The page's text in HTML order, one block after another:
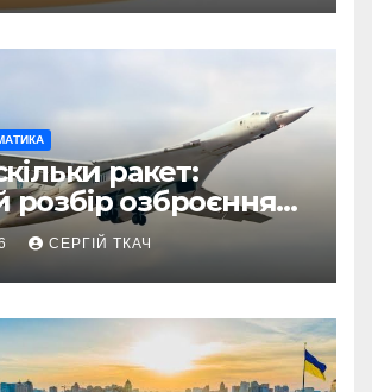
ракет:
розбір озброєння
СЕРГІЙ ТКАЧ